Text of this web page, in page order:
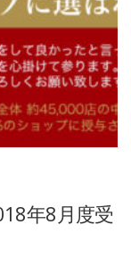
年8月度受